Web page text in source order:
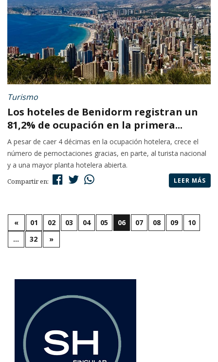
Turismo
Los hoteles de Benidorm registran un
81,2% de ocupación en la primera...
A pesar de caer 4 décimas en la ocupación hotelera, crece el
número de pernoctaciones gracias, en parte, al turista nacional
y a una mayor planta hotelera abierta.
Compartir en: LEER MÁS
« 01 02 03 04 05 06 07 08 09
10
…
32 »